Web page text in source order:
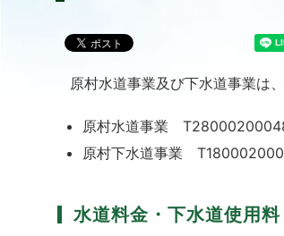
原村水道事業及び下水道事業は
原村水道事業
原村下水道事業
水道料金・下水道使用料